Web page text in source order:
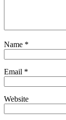
Name *
Email *
Website